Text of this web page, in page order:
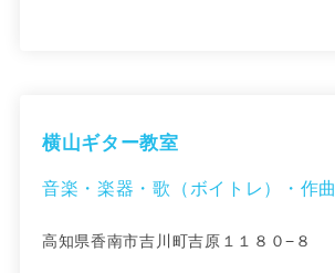
横山ギター教室
音楽・楽器・歌（ボイトレ）・作曲
高知県香南市吉川町吉原１１８０−８